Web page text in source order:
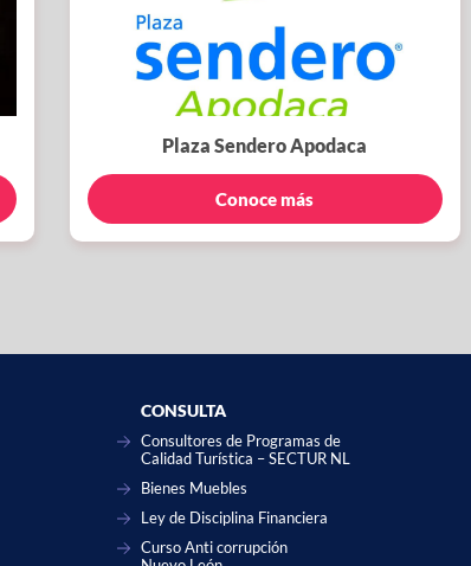
Plaza Sendero Apodaca
Conoce más
CONSULTA
Consultores de Programas de
Calidad Turística – SECTUR NL
Bienes Muebles
Ley de Disciplina Financiera
Curso Anti corrupción